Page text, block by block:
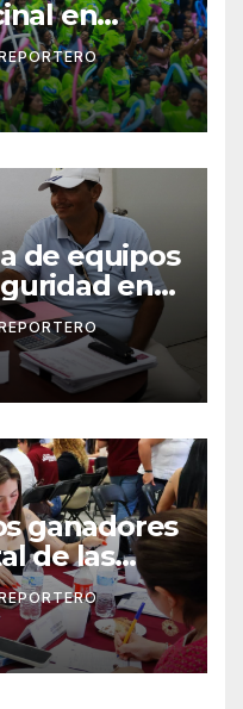
en
de
de equipos
en
ganadores
de las